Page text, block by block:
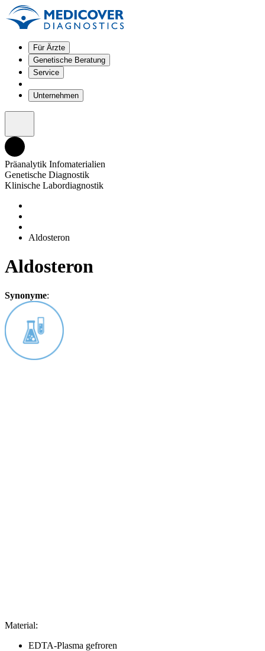
Für Ärzte
Genetische Beratung
Service
Unternehmen
Präanalytik Infomaterialien
Genetische Diagnostik
Klinische Labordiagnostik
Aldosteron
Aldosteron
Synonyme:
Material:
EDTA-Plasma gefroren